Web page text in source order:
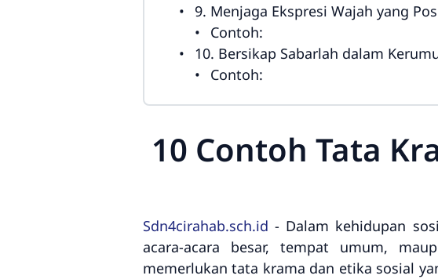
9. Menjaga Ekspresi Wajah yang
Contoh:
10. Bersikap Sabarlah dalam
Contoh:
10 Contoh Tata
Sdn4cirahab.sch.id - Dalam kehidupan
acara-acara besar, tempat umum,
memerlukan tata krama dan etika sosial